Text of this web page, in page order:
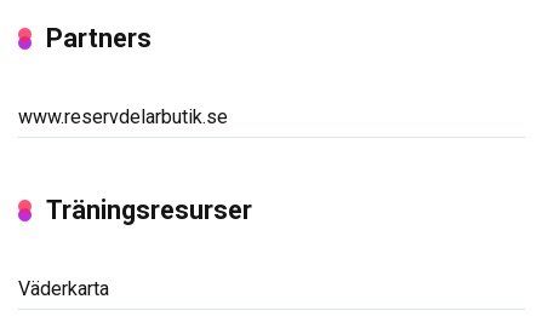
Partners
www.reservdelarbutik.se
Träningsresurser
Väderkarta